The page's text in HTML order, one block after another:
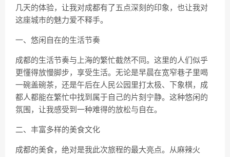
几天的体验，让我对成都有了五点深刻的印象，也让我对
这座城市的魅力爱不释手。
一、悠闲自在的生活节奏
成都的生活节奏与上海的繁忙截然不同。这里的人们似乎
更懂得放慢脚步，享受生活。无论是早晨在宽窄巷子里喝
一碗盖碗茶，还是午后在人民公园里打太极、下象棋，成
都人都能在繁忙中找到属于自己的片刻宁静。这种悠闲的
氛围，让我感受到一种难得的放松与自在。
二、丰富多样的美食文化
成都的美食，绝对是我此次旅程的最大亮点。从麻辣火